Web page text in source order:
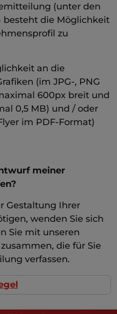
(unter den
besteht die Möglichkeit
zu
an die
(im JPG-, PNG
600px breit und
0,5 MB) und / oder
im PDF-Format)
meiner
Gestaltung Ihrer
wenden Sie sich
Sie mit unseren
die für Sie
verfassen.